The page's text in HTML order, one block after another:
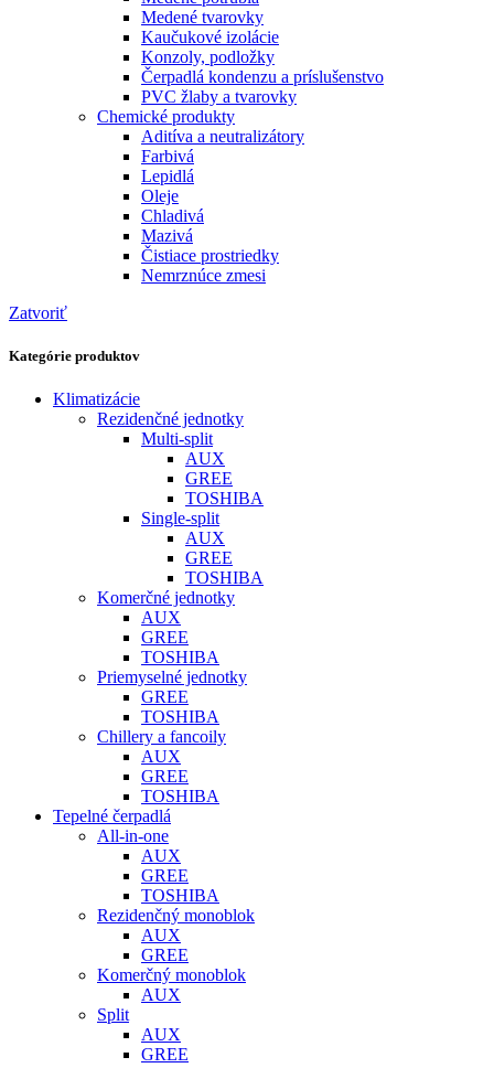
Medené tvarovky
Kaučukové izolácie
Konzoly, podložky
Čerpadlá kondenzu a príslušenstvo
PVC žlaby a tvarovky
Chemické produkty
Aditíva a neutralizátory
Farbivá
Lepidlá
Oleje
Chladivá
Mazivá
Čistiace prostriedky
Nemrznúce zmesi
Zatvoriť
Kategórie produktov
Klimatizácie
Rezidenčné jednotky
Multi-split
AUX
GREE
TOSHIBA
Single-split
AUX
GREE
TOSHIBA
Komerčné jednotky
AUX
GREE
TOSHIBA
Priemyselné jednotky
GREE
TOSHIBA
Chillery a fancoily
AUX
GREE
TOSHIBA
Tepelné čerpadlá
All-in-one
AUX
GREE
TOSHIBA
Rezidenčný monoblok
AUX
GREE
Komerčný monoblok
AUX
Split
AUX
GREE